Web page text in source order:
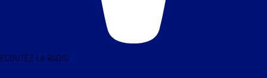
ÉCOUTEZ LA RADIO